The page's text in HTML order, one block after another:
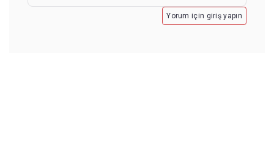
Yorum için giriş yapın